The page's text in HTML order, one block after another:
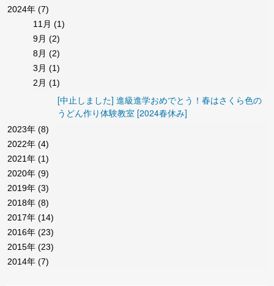
2024年 (7)
11月(1)
9月(2)
8月(2)
3月(1)
2月(1)
[中止しました] 進級進学おめでとう！春はさくら色の
うどん作り体験教室 [2024春休み]
2023年 (8)
2022年 (4)
2021年 (1)
2020年 (9)
2019年 (3)
2018年 (8)
2017年 (14)
2016年 (23)
2015年 (23)
2014年 (7)